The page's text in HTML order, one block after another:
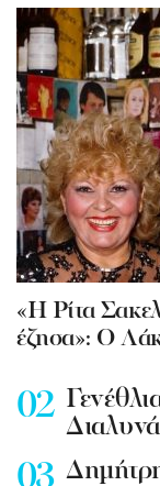
«Η Ρίτα
έζησα»: Ο
Διαλυνά